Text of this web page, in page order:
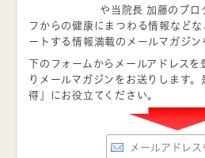
や当院長 加藤のブロ
フからの健康にまつわる情報など
ートする情報満載のメールマガジン
下のフォームからメールアドレスを
りメールマガジンをお送りします
得」にお役立てください。